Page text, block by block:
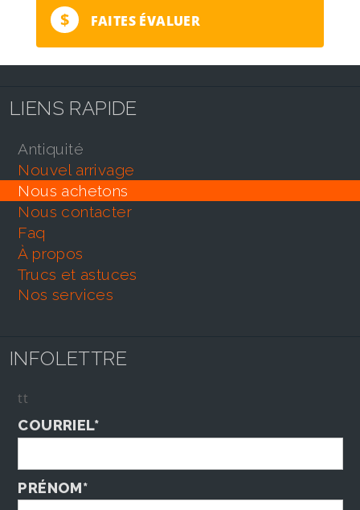
$ FAITES ÉVALUER
LIENS RAPIDE
antiquité
nouvel arrivage
nous achetons
nous contacter
faq
À propos
trucs et astuces
nos services
INFOLETTRE
tt
COURRIEL*
PRÉNOM*